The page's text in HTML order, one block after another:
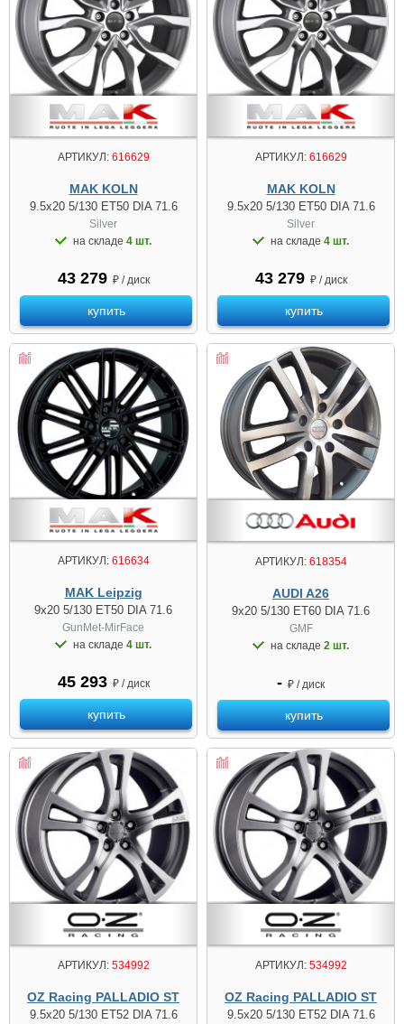
АРТИКУЛ:616629
MAK KOLN
9.5x20 5/130 ET50 DIA 71.6
Silver
на складе 4 шт.
43 279 ₽ / диск
купить
АРТИКУЛ:616629
MAK KOLN
9.5x20 5/130 ET50 DIA 71.6
Silver
на складе 4 шт.
43 279 ₽ / диск
купить
АРТИКУЛ:616634
MAK Leipzig
9x20 5/130 ET50 DIA 71.6
GunMet-MirFace
на складе 4 шт.
45 293 ₽ / диск
купить
АРТИКУЛ:618354
AUDI A26
9x20 5/130 ET60 DIA 71.6
GMF
на складе 2 шт.
- ₽ / диск
купить
АРТИКУЛ:534992
OZ Racing PALLADIO ST
9.5x20 5/130 ET52 DIA 71.6
АРТИКУЛ:534992
OZ Racing PALLADIO ST
9.5x20 5/130 ET52 DIA 71.6